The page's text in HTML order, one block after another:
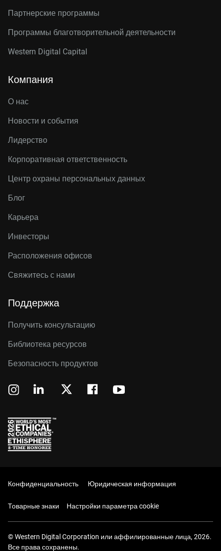
Партнерские программы
Программы благотворительной деятельности
Western Digital Capital
Компания
О нас
Новости и события
Лидерство
Корпоративная ответственность
Центр охраны персональных данных
Блог
Карьера
Инвесторы
Расположения офисов
Свяжитесь с нами
Поддержка
Получить консультацию
Библиотека ресурсов
Безопасность продуктов
Конфиденциальность Юридическая информация
Товарные знаки Настройки параметра cookie
© Western Digital Corporation или аффилированные лица, 2026.
Все права сохранены.